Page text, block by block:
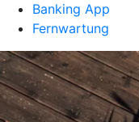
Banking App
Fernwartung